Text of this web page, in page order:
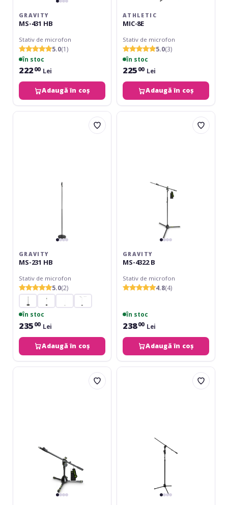
GRAVITY
MS-431 HB
Stativ de microfon
5.0(1)
în stoc
22200 Lei
Adaugă în coș
ATHLETIC
MIC-8E
Stativ de microfon
5.0(3)
în stoc
225 00 Lei
Adaugă în coș
Gravity
GRAVITY
MS-231 HB
Stativ de microfon
5.0(2)
în stoc
235 00 Lei
Adaugă în coș
Gravity
GRAVITY
MS-4322 B
Stativ de microfon
4.8(4)
în stoc
23800 Lei
Adaugă în coș
Gravity
Omnitronic